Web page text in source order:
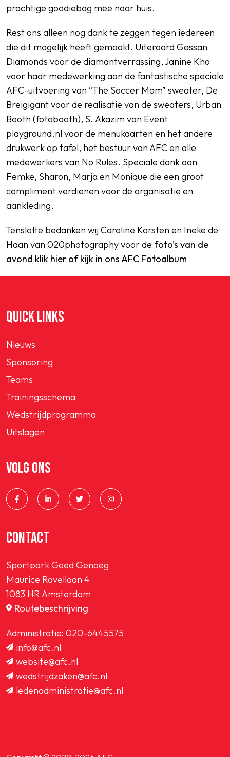
prachtige goodiebag mee naar huis.
Rest ons alleen nog dank te zeggen tegen iedereen
die dit mogelijk heeft gemaakt. Uiteraard Gassan
Diamonds voor de diamantverrassing, Janine Kho
voor haar medewerking aan de fantastische speciale
AFC-uitvoering van “The Soccer Mom” sweater, De
Breigigant voor de realisatie van de sweaters, Urban
Booth (fotobooth), S. Akazim van Event
playground.nl voor de menukaarten en het andere
drukwerk op tafel, het bestuur van AFC en alle
medewerkers van No Rules. Speciale dank aan
Femke, Sharon, Marja en Monique die een groot
compliment verdienen voor de organisatie en
aankleding.
Tenslotte bedanken wij Caroline Korsten en Ineke de
Haan van 020photography voor de foto’s van de
avond klik hier of kijk in ons AFC Fotoalbum
QUICK LINKS
Nieuws
Sponsoring
Teams
Trainingsschema
Wedstrijdprogramma
Uitslagen
VOLG ONS
CONTACT
Sportpark Goed Genoeg
Maurice Ravellaan 4
1083 HR Amsterdam
Routebeschrijving
Administratie: 020-6445575
info@afc.nl
website@afc.nl
wedstrijdzaken@afc.nl
ledenadministratie@afc.nl